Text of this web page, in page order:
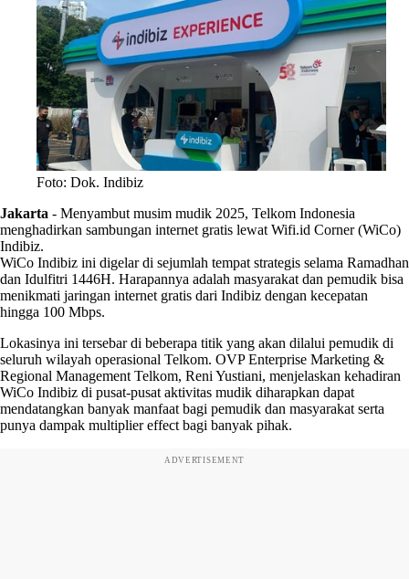
Foto: Dok. Indibiz
Jakarta - Menyambut musim mudik 2025, Telkom Indonesia
menghadirkan sambungan internet gratis lewat Wifi.id Corner (WiCo)
Indibiz.
WiCo Indibiz ini digelar di sejumlah tempat strategis selama Ramadhan
dan Idulfitri 1446H. Harapannya adalah masyarakat dan pemudik bisa
menikmati jaringan internet gratis dari Indibiz dengan kecepatan
hingga 100 Mbps.
Lokasinya ini tersebar di beberapa titik yang akan dilalui pemudik di
seluruh wilayah operasional Telkom. OVP Enterprise Marketing &
Regional Management Telkom, Reni Yustiani, menjelaskan kehadiran
WiCo Indibiz di pusat-pusat aktivitas mudik diharapkan dapat
mendatangkan banyak manfaat bagi pemudik dan masyarakat serta
punya dampak multiplier effect bagi banyak pihak.
ADVERTISEMENT